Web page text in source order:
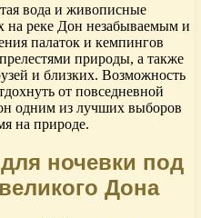
вода и живописные
на реке Дон незабываемым и
палаток и кемпингов
природы, а также
и близких. Возможность
от повседневной
одним из лучших выборов
на природе.
ночевки под
Дона